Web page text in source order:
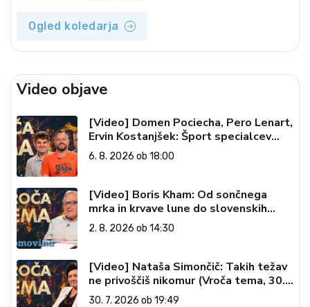
Ogled koledarja
Video objave
[Video] Domen Pociecha, Pero Lenart,
Ervin Kostanjšek: Šport specialcev
(Vroča tema, 6. 8. 2026)
6. 8. 2026 ob 18:00
[Video] Boris Kham: Od sončnega
mrka in krvave lune do slovenskih
pečatov v vesolju (Vroča tema, 2. 8.
2026)
2. 8. 2026 ob 14:30
[Video] Nataša Simončič: Takih težav
ne privoščiš nikomur (Vroča tema, 30.
7. 2026)
30. 7. 2026 ob 19:49